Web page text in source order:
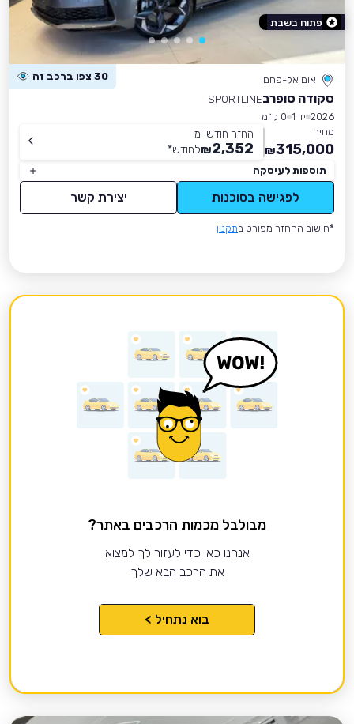
אום אל-פחם 30 צפו ברכב זה
סקודה סופרבSPORTLINE
2026 יד 1
0 ק״מ
מחיר
315,000
₪
החזר חודשי מ-
2,352
₪לחודש*
תוספות לעיסקה
לפגישה בסוכנות יצירת קשר
*חישוב ההחזר מפורט בתקנון
פתוח בשבת
מבולבל מכמות הרכבים באתר?
אנחנו כאן כדי לעזור לך למצוא
את הרכב הבא שלך
בוא נתחיל >